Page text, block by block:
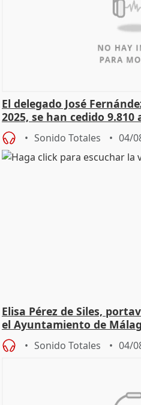
El delegado José
2025, se han cedido
Sonido Totales 04/
Elisa Pérez de Siles,
el Ayuntamiento de
Sonido Totales 04/